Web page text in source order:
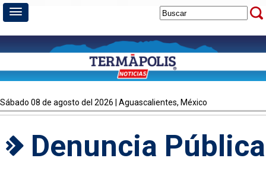
sábado 08 de agosto del 2026 | Aguascalientes, México
Denuncia Pública